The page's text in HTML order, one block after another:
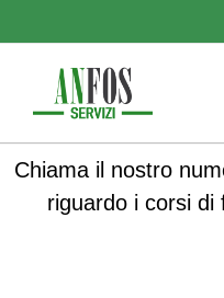
Chiama il nostro
riguardo i corsi di